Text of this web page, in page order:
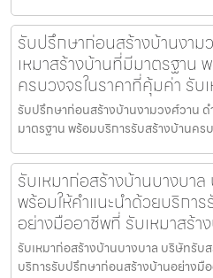
รับปรึกษาก่อนสร้างบ้านงาม
เหมาสร้างบ้านที่มีมาตรฐาน
ครบวงจรในราคาที่คุ้มค่า รับ
รับปรึกษาก่อนสร้างบ้านงามวงศ์วาน ด
มาตรฐาน พร้อมบริการรับสร้างบ้านคร
รับเหมาก่อสร้างบ้านบางบา
พร้อมให้คำแนะนำด้วยบริกา
อย่างมืออาชีพที่ รับเหมาสร้า
รับเหมาก่อสร้างบ้านบางบาล บริษัทรับ
บริการรับปรึกษาก่อนสร้างบ้านอย่างมื